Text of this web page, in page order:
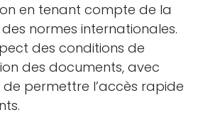
en tenant compte de la
normes internationales.
des conditions de
des documents, avec
permettre l’accès rapide